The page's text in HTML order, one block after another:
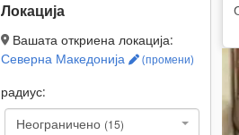
Локација
Вашата откриена локација:
Северна Македонија
(промени)
радиус:
Неограничено (15)